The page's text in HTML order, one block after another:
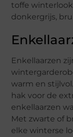
toffe
donkergrijs,
Enkellaarzen
warm en
hak voor de
enkellaarzen
Met zwarte of
elke winterse